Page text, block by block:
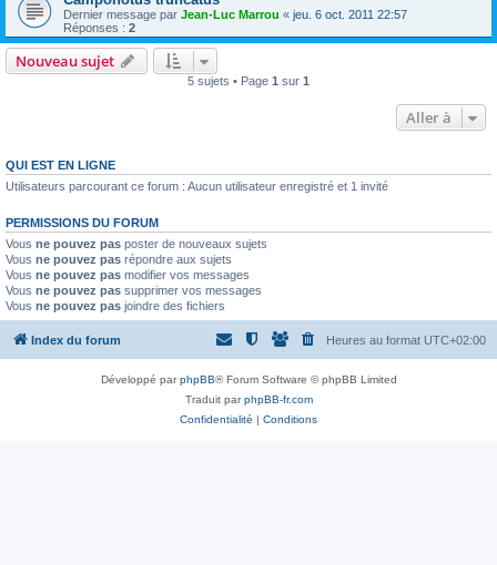
Dernier message par Jean-Luc Marrou « jeu. 6 oct. 2011 22:57
Réponses : 2
Nouveau sujet
5 sujets • Page 1 sur 1
Aller à
QUI EST EN LIGNE
Utilisateurs parcourant ce forum : Aucun utilisateur enregistré et 1 invité
PERMISSIONS DU FORUM
Vous ne pouvez pas poster de nouveaux sujets
Vous ne pouvez pas répondre aux sujets
Vous ne pouvez pas modifier vos messages
Vous ne pouvez pas supprimer vos messages
Vous ne pouvez pas joindre des fichiers
Index du forum Heures au format UTC+02:00
Développé parphpBB® Forum Software © phpBB Limited
Traduit parphpBB-fr.com
Confidentialité | Conditions